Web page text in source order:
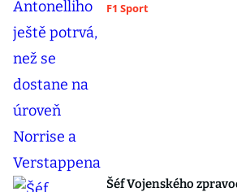
F1 Sport
Šéf Vojenského